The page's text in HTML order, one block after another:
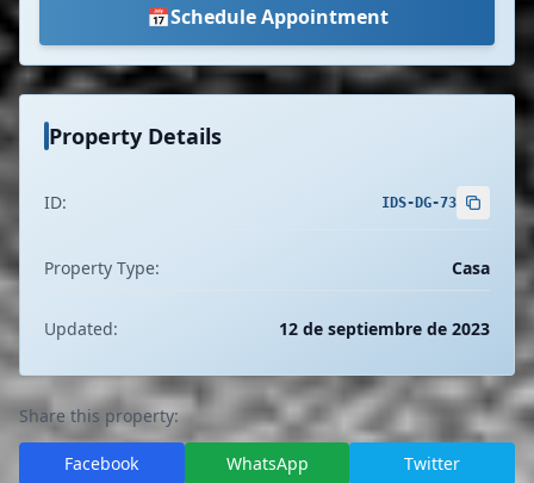
📅Schedule Appointment
Property Details
ID: IDS-DG-73
Property Type: Casa
Updated: 12 de septiembre de 2023
Share this property:
Facebook WhatsApp Twitter